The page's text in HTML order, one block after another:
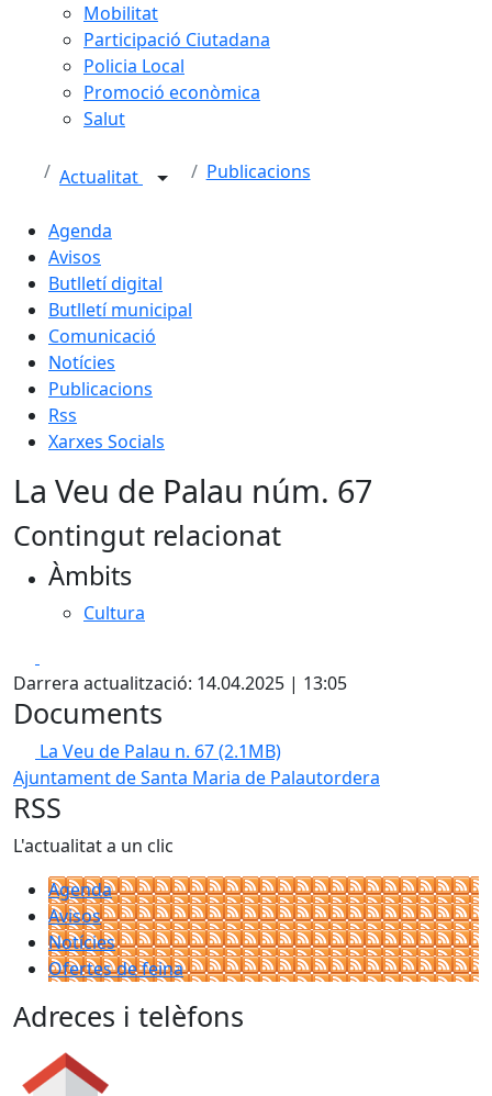
Mobilitat
Participació Ciutadana
Policia Local
Promoció econòmica
Salut
Actualitat Publicacions
Agenda
Avisos
Butlletí digital
Butlletí municipal
Comunicació
Notícies
Publicacions
Rss
Xarxes Socials
La Veu de Palau núm. 67
Contingut relacionat
Àmbits
Cultura
Darrera actualització: 14.04.2025 | 13:05
Documents
La Veu de Palau n. 67(2.1MB)
Ajuntament de Santa Maria de Palautordera
RSS
L'actualitat a un clic
Agenda
Avisos
Notícies
Ofertes de feina
Adreces i telèfons